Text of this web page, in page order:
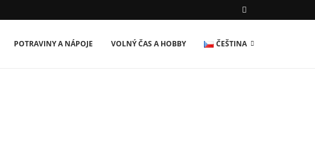
POTRAVINY A NÁPOJE VOLNÝ ČAS A HOBBY ČEŠTINA